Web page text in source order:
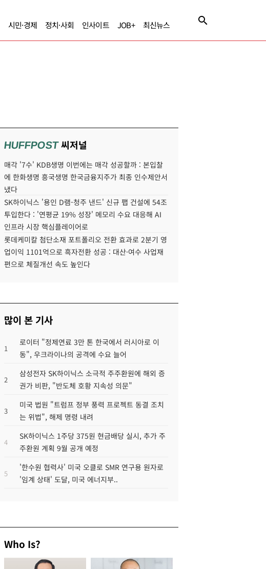
시민·경제 정치·사회 인사이트 JOB+ 최신뉴스
HUFFPOST씨저널
매각 '7수' KDB생명 이번에는 매각 성공할까 : 본입찰
에 한화생명 흥국생명 한국금융지주가 최종 인수제안서
냈다
SK하이닉스 '용인 D램-청주 낸드' 신규 팹 건설에 54조
투입한다 : '연평균 19% 성장' 메모리 수요 대응해 AI
인프라 시장 핵심플레이어로
롯데케미칼 첨단소재 포트폴리오 전환 효과로 2분기 영
업이익 1101억으로 흑자전환 성공 : 대산·여수 사업재
편으로 체질개선 속도 높인다
많이 본 기사
1
로이터 "정제연료 3만 톤 한국에서 러시아로 이
동", 우크라이나의 공격에 수요 늘어
2
삼성전자 SK하이닉스 소극적 주주환원에 해외 증
권가 비판, "반도체 호황 지속성 의문"
3
미국 법원 "트럼프 정부 풍력 프로젝트 동결 조치
는 위법", 해제 명령 내려
4
SK하이닉스 1주당 375원 현금배당 실시, 추가 주
주환원 계획 9월 공개 예정
5
'한수원 협력사' 미국 오클로 SMR 연구용 원자로
'임계 상태' 도달, 미국 에너지부..
Who Is?